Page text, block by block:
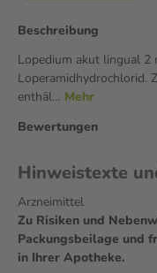
Beschreibung
Lopedium akut lingual
Loperamidhydrochlorid.
enthäl… Mehr
Bewertungen
Hinweistexte
Arzneimittel
Zu Risiken und
Packungsbeilage und
in Ihrer Apotheke.